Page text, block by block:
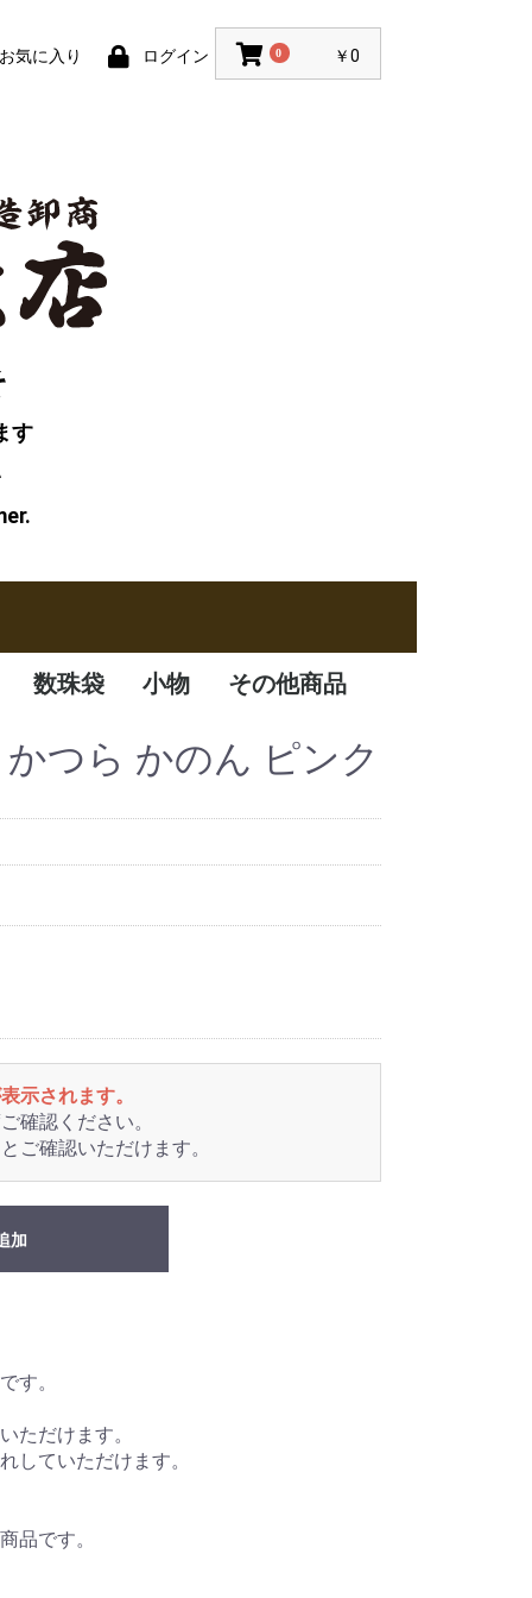
気に入り ログイン 0 ￥0
す
数珠袋
数珠袋
ふくさ
小物
アクセサリー
その他商品
数珠箱
つら かのん ピンク
示されます。
確認ください。
ご確認いただけます。
加
す。
ただけます。
していただけます。
品です。